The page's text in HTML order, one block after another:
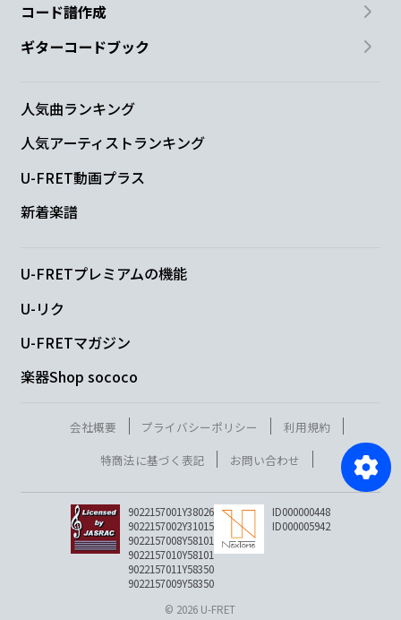
コード譜作成
ギターコードブック
人気曲ランキング
人気アーティストランキング
U-FRET動画プラス
新着楽譜
U-FRETプレミアムの機能
U-リク
U-FRETマガジン
楽器Shop sococo
会社概要 プライバシーポリシー
利用規約
特商法に基づく表記
お問い合わせ
9022157001Y38026
9022157002Y31015
9022157008Y58101
9022157010Y58101
9022157011Y58350
9022157009Y58350
ID000000448
ID000005942
© 2026 U-FRET